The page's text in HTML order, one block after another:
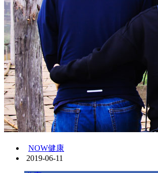
NOW健康
2019-06-11